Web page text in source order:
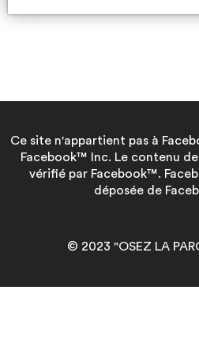
Ce site n'appartient pas à
Facebook™ Inc. Le contenu
vérifié par Facebook™.
déposée de
© 2023 "OSEZ LA